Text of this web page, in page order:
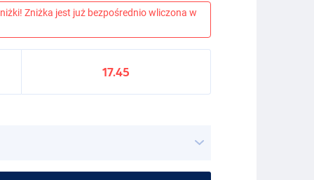
Zniżka jest już bezpośrednio wliczona w
17.45